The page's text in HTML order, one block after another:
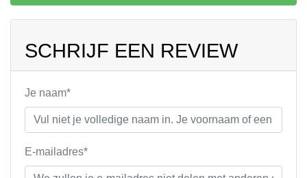
SCHRIJF EEN REVIEW
Je naam*
E-mailadres*